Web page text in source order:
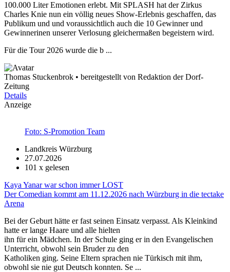
100.000 Liter Emotionen erlebt. Mit SPLASH hat der Zirkus
Charles Knie nun ein völlig neues Show-Erlebnis geschaffen, das
Publikum und und voraussichtlich auch die 10 Gewinner und
Gewinnerinen unserer Verlosung gleichermaßen begeistern wird.
Für die Tour 2026 wurde die b ...
Thomas Stuckenbrok • bereitgestellt von Redaktion der Dorf-
Zeitung
Details
Anzeige
Foto: S-Promotion Team
Landkreis Würzburg
27.07.2026
101 x gelesen
Kaya Yanar war schon immer LOST
Der Comedian kommt am 11.12.2026 nach Würzburg in die tectake
Arena
Bei der Geburt hätte er fast seinen Einsatz verpasst. Als Kleinkind
hatte er lange Haare und alle hielten
ihn für ein Mädchen. In der Schule ging er in den Evangelischen
Unterricht, obwohl sein Bruder zu den
Katholiken ging. Seine Eltern sprachen nie Türkisch mit ihm,
obwohl sie nie gut Deutsch konnten. Se ...